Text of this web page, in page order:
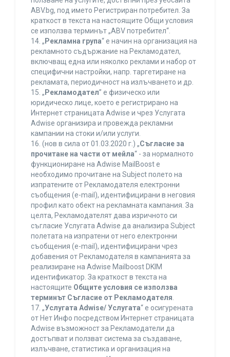
ABV.bg, под името Регистриран потребител. За
краткост в текста на настоящите Общи условия
се използва терминът „ABV потребител“.
14. „ Рекламна група“ е начин на организация на
рекламното съдържание на Рекламодател,
включващ една или няколко реклами и набор от
специфични настройки, напр. таргетиране на
рекламата, периодичност на излъчването и др.
15. „ Рекламодател” е физическо или
юридическо лице, което е регистрирано на
Интернет страницата Adwise и чрез Услугата
Adwise организира и провежда рекламни
кампании на стоки и/или услуги.
16. (нов в сила от 01.03.2020 г.) „Съгласие за
прочитане на части от мейла“ - за нормалното
функциониране на Adwise MailBoost е
необходимо прочитане на Subject полето на
изпратените от Рекламодателя електронни
съобщения (e-mail), идентифицирани в неговия
профил като обект на рекламната кампания. За
целта, Рекламодателят дава изричното си
съгласие Услугата Adwise да анализира Subject
полетата на изпратени от него електронни
съобщения (e-mail), идентифицирани чрез
добавения от Рекламодателя в кампанията за
реализиране на Adwise Mailboost DKIM
идентификатор. За краткост в текста на
настоящите Общите условия се използва
терминът Съгласие от Рекламодателя.
17. „Услугата Adwise/ Услугата“ е осигурената
от Нет Инфо посредством Интернет страницата
Adwise възможност за Рекламодатели да
достъпват и ползват система за създаване,
излъчване, статистика и организация на